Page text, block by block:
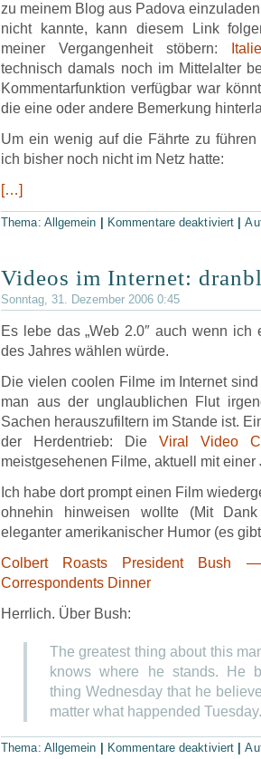
zu meinem Blog aus Padova
nicht kannte, kann diesem Link
meiner Vergangenheit stöbern:
technisch damals noch im Mittelalter
Kommentarfunktion verfügbar war
die eine oder andere Bemerkung
Um ein wenig auf die Fährte zu
ich bisher noch nicht im Netz hatte:
[…]
Thema: Allgemein Kommentare deaktiviert |
Videos im Internet:
Sonntag, 31. Dezember 2006 0:45
Es lebe das „Web 2.0″ auch wenn ich
des Jahres wählen würde.
Die vielen coolen Filme im Internet
man aus der unglaublichen Flut
Sachen herauszufiltern im Stande ist.
der Herdentrieb: Die Viral Video
meistgesehenen Filme, aktuell mit einer
Ich habe dort prompt einen Film
ohnehin hinweisen wollte (Mit
eleganter amerikanischer Humor (es
Colbert Roasts President Bush
Correspondents Dinner
Herrlich. Über Bush:
The greatest thing about this
knows where he stands. He
thing Wednesday that he
matter what happended Tuesday.
Thema: Allgemein Kommentare deaktiviert |